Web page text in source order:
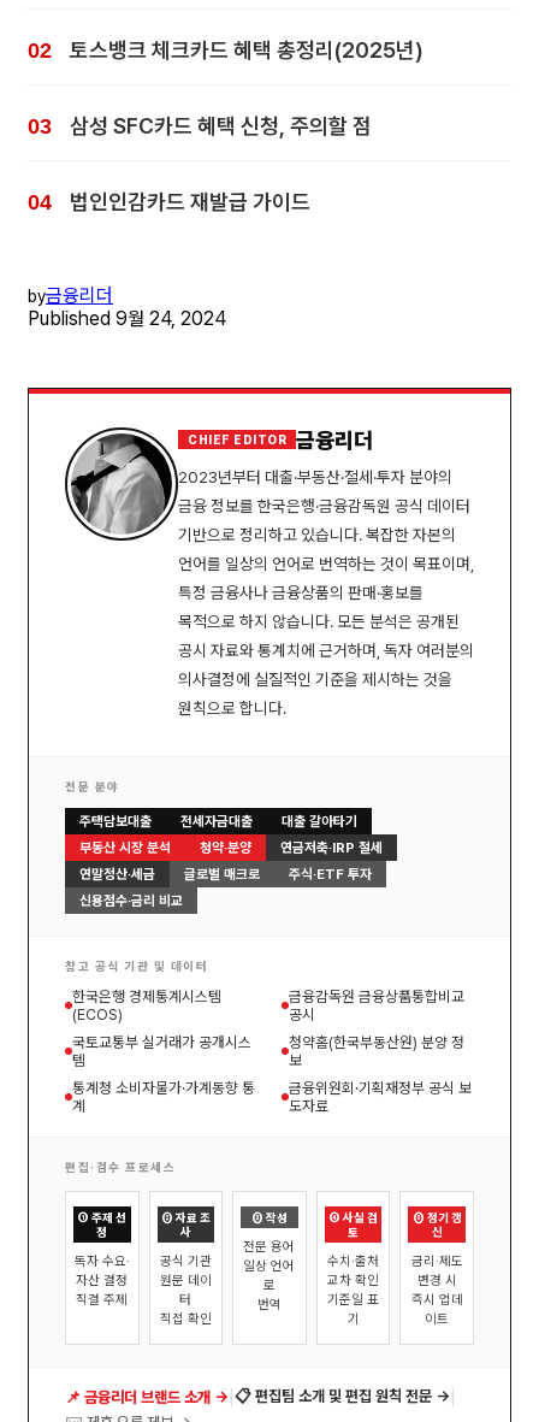
토스뱅크 체크카드 혜택 총정리(2025년)
삼성 SFC카드 혜택 신청, 주의할 점
법인인감카드 재발급 가이드
by금융리더
Published 9월 24, 2024
CHIEF EDITOR 금융리더
2023년부터 대출·부동산·절세·투자 분야의
금융 정보를 한국은행·금융감독원 공식 데이터
기반으로 정리하고 있습니다. 복잡한 자본의
언어를 일상의 언어로 번역하는 것이 목표이며,
특정 금융사나 금융상품의 판매·홍보를
목적으로 하지 않습니다. 모든 분석은 공개된
공시 자료와 통계치에 근거하며, 독자 여러분의
의사결정에 실질적인 기준을 제시하는 것을
원칙으로 합니다.
전문 분야
주택담보대출 전세자금대출
대출 갈아타기
부동산 시장 분석
청약·분양
연금저축·IRP 절세
연말정산·세금
글로벌 매크로
주식·ETF 투자
신용점수·금리 비교
참고 공식 기관 및 데이터
한국은행 경제통계시스템
(ECOS)
금융감독원 금융상품통합비교
공시
국토교통부 실거래가 공개시스
템
청약홈(한국부동산원) 분양 정
보
통계청 소비자물가·가계동향 통
계
금융위원회·기획재정부 공식 보
도자료
편집·검수 프로세스
① 주제 선
정
독자 수요·
자산 결정
직결 주제
② 자료 조
사
공식 기관
원문 데이
터
직접 확인
③ 작성
전문 용어
일상 언어
로
번역
④ 사실 검
토
수치·출처
교차 확인
기준일 표
기
⑤ 정기 갱
신
금리·제도
변경 시
즉시 업데
이트
📌 금융리더 브랜드 소개 → 📋 편집팀 소개 및 편집 원칙 전문 →